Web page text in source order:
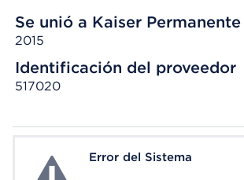
Se unió a Kaiser Permanente
2015
Identificación del proveedor
517020
System ErrorError del Sistema